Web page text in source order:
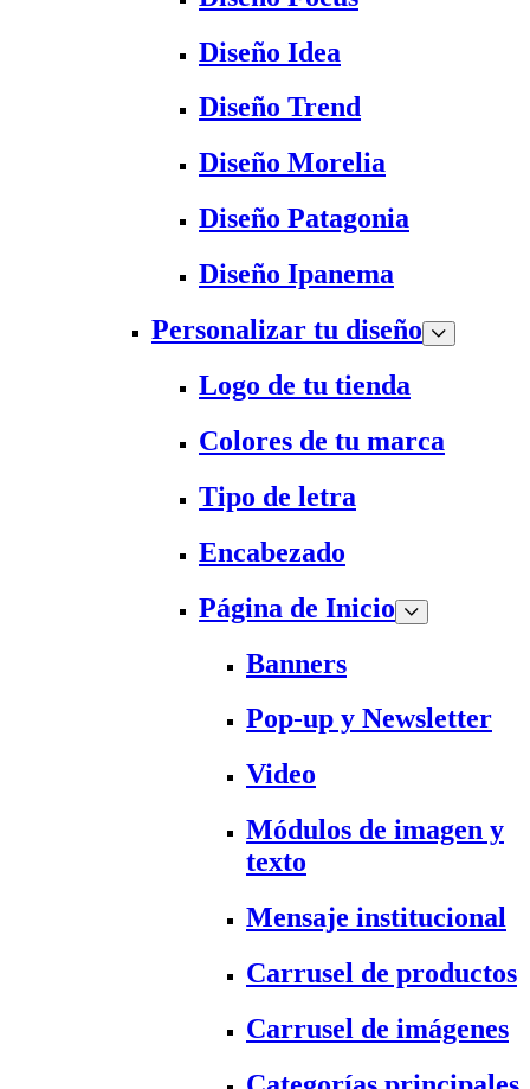
Diseño Idea
Diseño Trend
Diseño Morelia
Diseño Patagonia
Diseño Ipanema
Personalizar tu diseño
Logo de tu tienda
Colores de tu marca
Tipo de letra
Encabezado
Página de Inicio
Banners
Pop-up y Newsletter
Video
Módulos de imagen y
texto
Mensaje institucional
Carrusel de productos
Carrusel de imágenes